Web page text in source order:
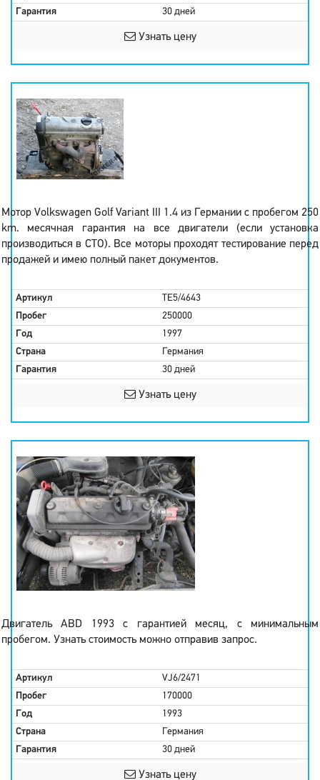
Гарантия
30 дней
Узнать цену
Мотор Volkswagen Golf Variant III 1.4 из Германии с пробегом 250
km. месячная гарантия на все двигатели (если установка
производиться в СТО). Все моторы проходят тестирование перед
продажей и имею полный пакет документов.
Артикул
TE5/4643
Пробег
250000
Год
1997
Страна
Германия
Гарантия
30 дней
Узнать цену
Двигатель ABD 1993 с гарантией месяц, с минимальным
пробегом. Узнать стоимость можно отправив запрос.
Артикул
VJ6/2471
Пробег
170000
Год
1993
Страна
Германия
Гарантия
30 дней
Узнать цену